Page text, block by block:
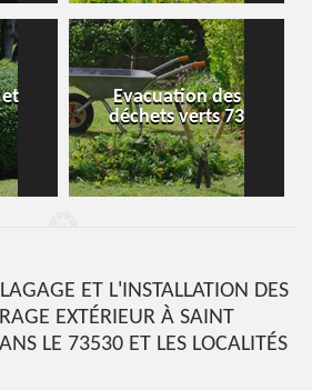
Evacuation des
déchets verts 73
ET L'INSTALLATION DES
EXTÉRIEUR À SAINT
LE 73530 ET LES LOCALITÉS